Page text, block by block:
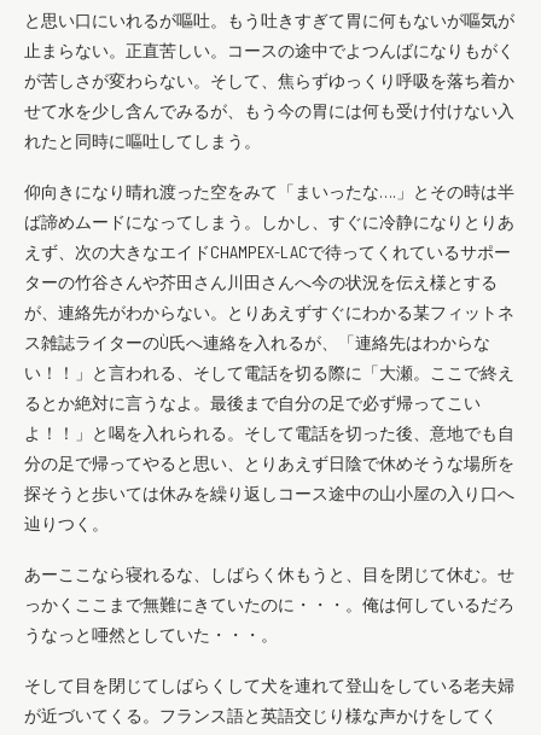
と思い口にいれるが嘔吐。もう吐きすぎて胃に何もないが嘔気が
止まらない。正直苦しい。コースの途中でよつんばになりもがく
が苦しさが変わらない。そして、焦らずゆっくり呼吸を落ち着か
せて水を少し含んでみるが、もう今の胃には何も受け付けない入
れたと同時に嘔吐してしまう。
仰向きになり晴れ渡った空をみて「まいったな….」とその時は半
ば諦めムードになってしまう。しかし、すぐに冷静になりとりあ
えず、次の大きなエイドCHAMPEX-LACで待ってくれているサポー
ターの竹谷さんや芥田さん川田さんへ今の状況を伝え様とする
が、連絡先がわからない。とりあえずすぐにわかる某フィットネ
ス雑誌ライターのÙ氏へ連絡を入れるが、「連絡先はわからな
い！！」と言われる、そして電話を切る際に「大瀬。ここで終え
るとか絶対に言うなよ。最後まで自分の足で必ず帰ってこい
よ！！」と喝を入れられる。そして電話を切った後、意地でも自
分の足で帰ってやると思い、とりあえず日陰で休めそうな場所を
探そうと歩いては休みを繰り返しコース途中の山小屋の入り口へ
辿りつく。
あーここなら寝れるな、しばらく休もうと、目を閉じて休む。せ
っかくここまで無難にきていたのに・・・。俺は何しているだろ
うなっと唖然としていた・・・。
そして目を閉じてしばらくして犬を連れて登山をしている老夫婦
が近づいてくる。フランス語と英語交じり様な声かけをしてく